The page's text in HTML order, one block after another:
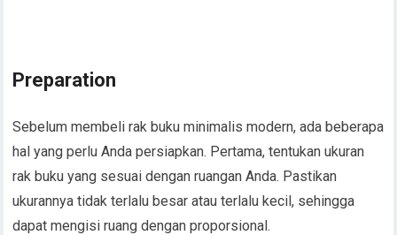
Preparation
Sebelum membeli rak buku minimalis modern, ada beberapa
hal yang perlu Anda persiapkan. Pertama, tentukan ukuran
rak buku yang sesuai dengan ruangan Anda. Pastikan
ukurannya tidak terlalu besar atau terlalu kecil, sehingga
dapat mengisi ruang dengan proporsional.